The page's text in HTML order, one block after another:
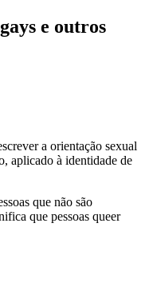
e outros
a orientação sexual
aplicado à identidade de
que não são
que pessoas queer